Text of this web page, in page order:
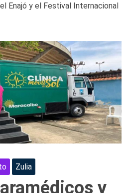
Enajó y el Festival Internacional
Zulia
y